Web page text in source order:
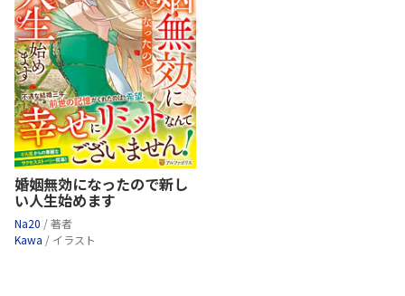
婚姻無効になったので新し
い人生始めます
Na20 / 著者
Kawa / イラスト